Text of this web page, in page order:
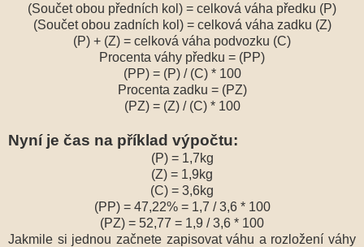
(Součet obou předních kol) = celková váha předku (P)
(Součet obou zadních kol) = celková váha zadku (Z)
(P) + (Z) = celková váha podvozku (C)
Procenta váhy předku = (PP)
(PP) = (P) / (C) * 100
Procenta zadku = (PZ)
(PZ) = (Z) / (C) * 100
Nyní je čas na příklad výpočtu:
(P) = 1,7kg
(Z) = 1,9kg
(C) = 3,6kg
(PP) = 47,22% = 1,7 / 3,6 * 100
(PZ) = 52,77 = 1,9 / 3,6 * 100
Jakmile si jednou začnete zapisovat váhu a rozložení váhy